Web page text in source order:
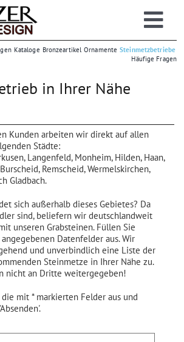
Grabsteine
Großhandel
Einzelhandel
| Online-Lager
Kataloge Bronzeartikel Ornamente Steinmetzbetriebe
Häufige Fragen
in Ihrer Nähe
Kunden arbeiten wir direkt auf allen
Städte:
Langenfeld, Monheim, Hilden, Haan,
Remscheid, Wermelskirchen,
Gladbach.
sich außerhalb dieses Gebietes? Da
sind, beliefern wir deutschlandweit
unseren Grabsteinen. Füllen Sie
Datenfelder aus. Wir
und unverbindlich eine Liste der
Steinmetze in Ihrer Nähe zu.
nicht an Dritte weitergegeben!
mit * markierten Felder aus und